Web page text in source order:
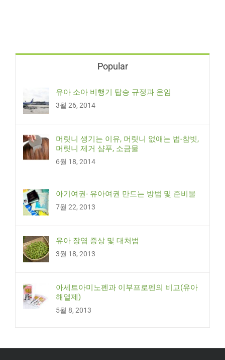
Popular
유아 소아 비행기 탑승 규정과 운임
3월 26, 2014
머릿니 생기는 이유, 머릿니 없애는 법-참빗,
머릿니 제거 샴푸, 소금물
6월 18, 2014
아기여권- 유아여권 만드는 방법 및 준비물
7월 22, 2013
유아 장염 증상 및 대처법
3월 18, 2013
아세트아미노펜과 이부프로펜의 비교(유아
해열제)
5월 8, 2013